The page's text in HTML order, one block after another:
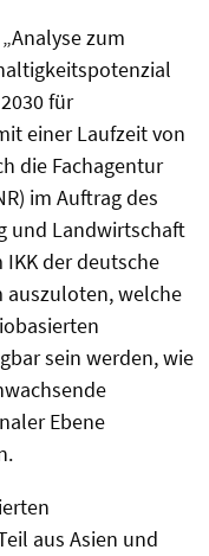
zum
für
einer Laufzeit von
die Fachagentur
im Auftrag des
und Landwirtschaft
der deutsche
auszuloten, welche
sein werden, wie
Ebene
aus Asien und